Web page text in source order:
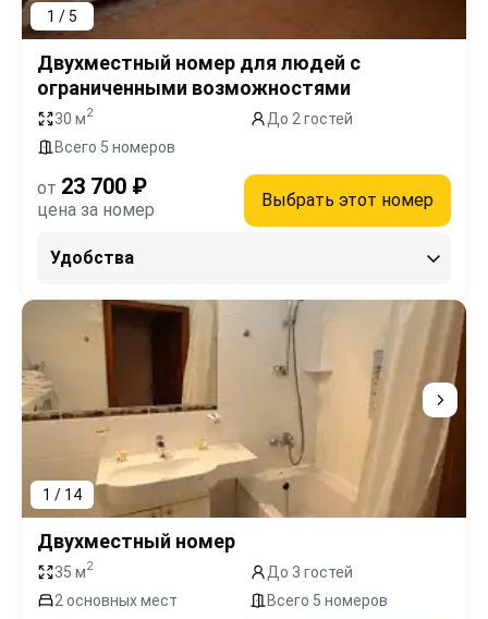
1 / 5
Двухместный номер для людей с
ограниченными возможностями
30 м2
До 2 гостей
Всего 5 номеров
от 23 700 ₽
цена за номер Выбрать этот номер
Удобства
1 / 14
Двухместный номер
35 м2
До 3 гостей
2 основных мест
Всего 5 номеров